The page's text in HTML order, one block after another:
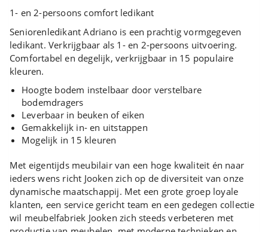
1- en 2-persoons comfort ledikant
Seniorenledikant Adriano is een prachtig vormgegeven
ledikant. Verkrijgbaar als 1- en 2-persoons uitvoering.
Comfortabel en degelijk, verkrijgbaar in 15 populaire
kleuren.
Hoogte bodem instelbaar door verstelbare
bodemdragers
Leverbaar in beuken of eiken
Gemakkelijk in- en uitstappen
Mogelijk in 15 kleuren
Met eigentijds meubilair van een hoge kwaliteit én naar
ieders wens richt Jooken zich op de diversiteit van onze
dynamische maatschappij. Met een grote groep loyale
klanten, een service gericht team en een gedegen collectie
wil meubelfabriek Jooken zich steeds verbeteren met